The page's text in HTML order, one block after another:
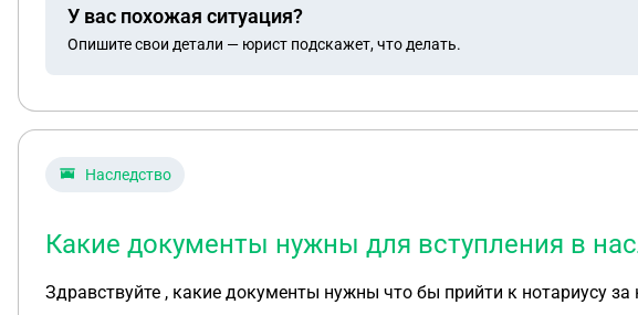
У вас похожая ситуация?
Опишите свои детали — юрист подскажет, что делать.
Наследство
Какие документы нужны для вступления в
Здравствуйте , какие документы нужны что бы прийти к нотариусу